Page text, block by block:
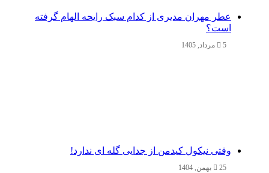
عطر مهران مدیری از کدام سبک رایحه الهام گرفته
است؟
5 مرداد, 1405
وقتی نیکول کیدمن از جدایی گله ای ندارد!
25 بهمن, 1404